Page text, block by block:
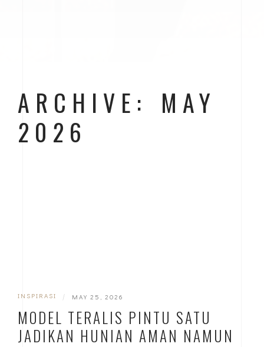
ARCHIVE: MAY
2026
INSPIRASI | MAY 25, 2026
MODEL TERALIS PINTU SATU
JADIKAN HUNIAN AMAN NAMUN